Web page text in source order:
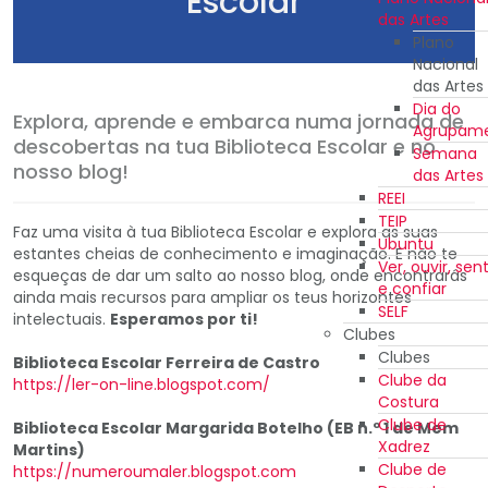
das Artes
Plano
Nacional
das Artes
Dia do
Semana
das Artes
REEI
TEIP
Ubuntu
Ver, ouvir,
e confiar
SELF
Clubes
Clubes
Clube da
Costura
Clube de
Xadrez
Clube de
Explora, aprende e embarca numa jornada de
descobertas na tua Biblioteca Escolar e no
nosso blog!
Faz uma visita à tua Biblioteca Escolar e explora as suas
estantes cheias de conhecimento e imaginação. E não te
esqueças de dar um salto ao nosso blog, onde encontrarás
ainda mais recursos para ampliar os teus horizontes
intelectuais. Esperamos por ti!
Biblioteca Escolar Ferreira de Castro
https://ler-on-line.blogspot.com/
Biblioteca Escolar Margarida Botelho (EB n.º 1 de Mem
Martins)
https://numeroumaler.blogspot.com